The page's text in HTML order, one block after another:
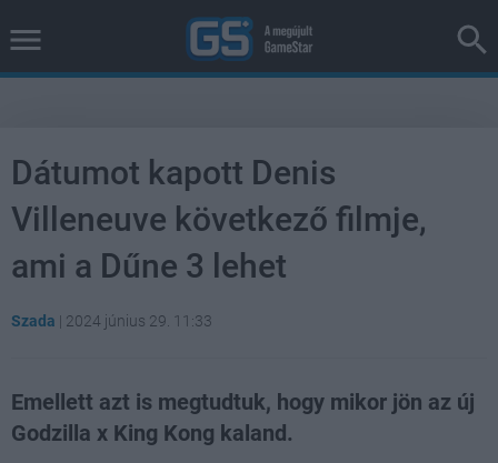
Dátumot kapott Denis
Villeneuve következő filmje,
ami a Dűne 3 lehet
Szada | 2024 június 29. 11:33
Emellett azt is megtudtuk, hogy mikor jön az új
Godzilla x King Kong kaland.